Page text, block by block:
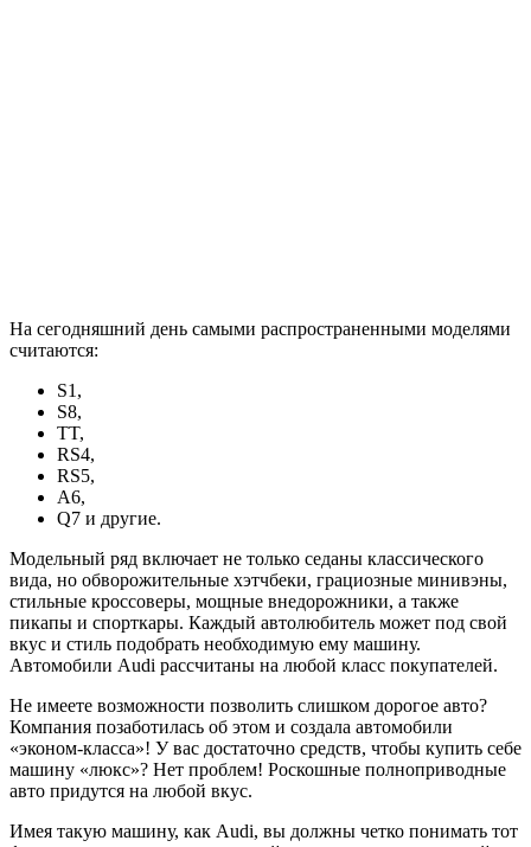
На сегодняшний день самыми распространенными моделями
считаются:
S1,
S8,
TT,
RS4,
RS5,
А6,
Q7 и другие.
Модельный ряд включает не только седаны классического
вида, но обворожительные хэтчбеки, грациозные минивэны,
стильные кроссоверы, мощные внедорожники, а также
пикапы и спорткары. Каждый автолюбитель может под свой
вкус и стиль подобрать необходимую ему машину.
Автомобили Audi рассчитаны на любой класс покупателей.
Не имеете возможности позволить слишком дорогое авто?
Компания позаботилась об этом и создала автомобили
«эконом-класса»! У вас достаточно средств, чтобы купить себе
машину «люкс»? Нет проблем! Роскошные полноприводные
авто придутся на любой вкус.
Имея такую машину, как Audi, вы должны четко понимать тот